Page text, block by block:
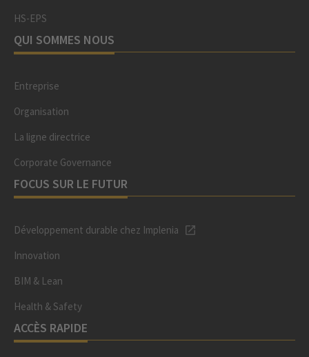
HS-EPS
QUI SOMMES NOUS
Entreprise
Organisation
La ligne directrice
Corporate Governance
FOCUS SUR LE FUTUR
Développement durable chez Implenia
Innovation
BIM & Lean
Health & Safety
ACCÈS RAPIDE